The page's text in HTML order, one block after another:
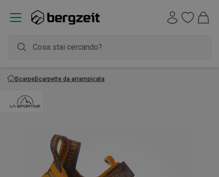
ScarpeScarpette da arrampicata